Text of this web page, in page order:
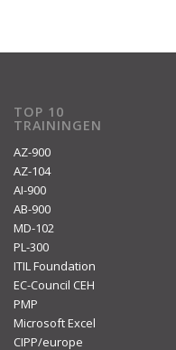
TOP 10
TRAININGEN
AZ-900
AZ-104
AI-900
AB-900
MD-102
PL-300
ITIL Foundation
EC-Council CEH
PMP
Microsoft Excel
CIPP/europe